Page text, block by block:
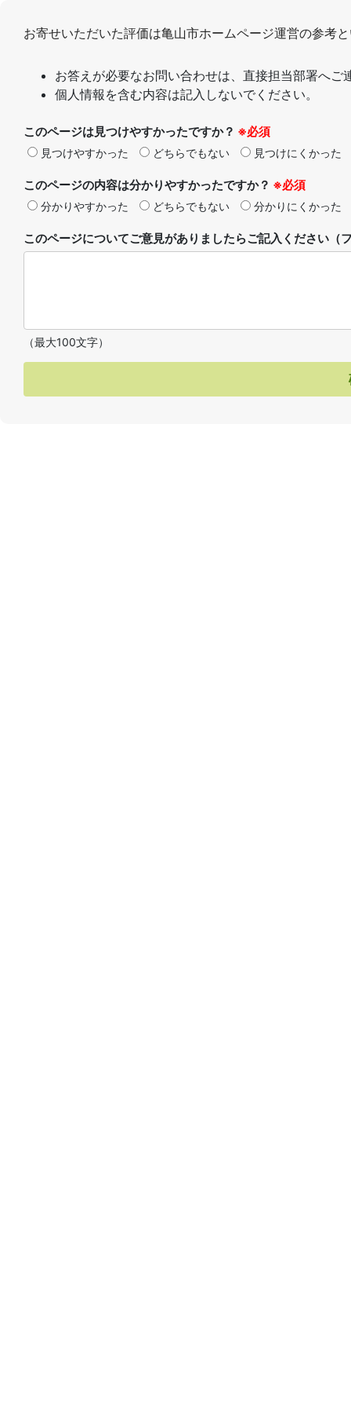
お寄せいただいた評価は亀山市ホームページ運営の参考
お答えが必要なお問い合わせは、直接担当部署へご
個人情報を含む内容は記入しないでください。
このページは見つけやすかったですか？ ※必須
見つけやすかった どちらでもない 見つけにくかった
このページの内容は分かりやすかったですか？ ※必須
分かりやすかった どちらでもない 分かりにくかった
このページについてご意見がありましたらご記入ください
（最大100文字）